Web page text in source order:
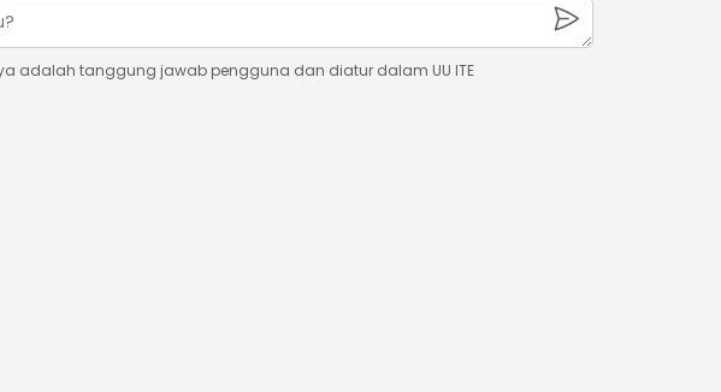
adalah tanggung jawab pengguna dan diatur dalam UU ITE